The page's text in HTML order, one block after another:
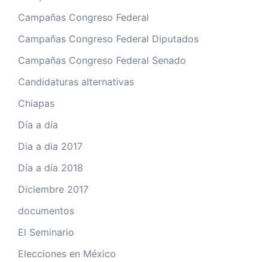
Campañas Congreso Federal
Campañas Congreso Federal Diputados
Campañas Congreso Federal Senado
Candidaturas alternativas
Chiapas
Día a día
Dia a dia 2017
Día a día 2018
Diciembre 2017
documentos
El Seminario
Elecciones en México